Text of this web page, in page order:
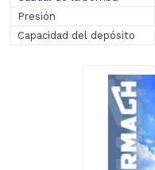
Presión
Capacidad del depósito